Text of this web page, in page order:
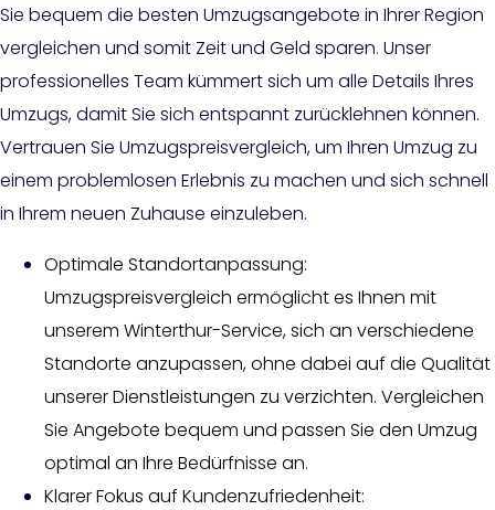
Sie bequem die besten Umzugsangebote in Ihrer Region
vergleichen und somit Zeit und Geld sparen. Unser
professionelles Team kümmert sich um alle Details Ihres
Umzugs, damit Sie sich entspannt zurücklehnen können.
Vertrauen Sie Umzugspreisvergleich, um Ihren Umzug zu
einem problemlosen Erlebnis zu machen und sich schnell
in Ihrem neuen Zuhause einzuleben.
Optimale Standortanpassung:
Umzugspreisvergleich ermöglicht es Ihnen mit
unserem Winterthur-Service, sich an verschiedene
Standorte anzupassen, ohne dabei auf die Qualität
unserer Dienstleistungen zu verzichten. Vergleichen
Sie Angebote bequem und passen Sie den Umzug
optimal an Ihre Bedürfnisse an.
Klarer Fokus auf Kundenzufriedenheit: